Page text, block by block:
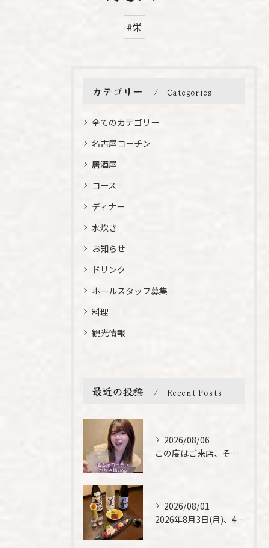
#栄
カテゴリー Categories
全てのカテゴリー
名古屋コーチン
居酒屋
コース
ディナー
水炊き
お知らせ
ドリンク
ホールスタッフ募集
料理
観光情報
最近の投稿 Recent Posts
2026/08/06
この度はご来店、そして素敵なご紹介誠にありがとうございます✨...
2026/08/01
2026年8月3日(月)、4日(火)は、臨時休業させて頂きま...